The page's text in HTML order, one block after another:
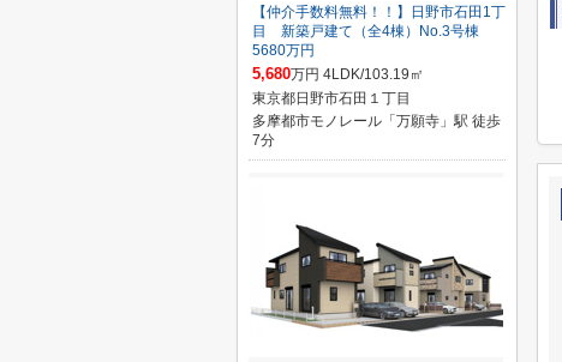
【仲介手数料無料！！】日野市石田1丁
目 新築戸建て（全4棟）No.3号棟
5680万円
5,680万円 4LDK/103.19㎡
東京都日野市石田１丁目
多摩都市モノレール「万願寺」駅 徒歩
7分